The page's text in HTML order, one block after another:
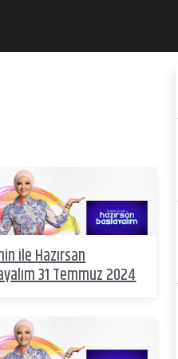
ile Hazırsan
31 Temmuz 2024